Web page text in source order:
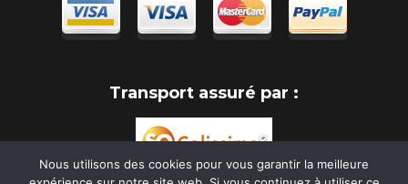
Transport assuré par :
Nous utilisons des cookies pour vous garantir la meilleure